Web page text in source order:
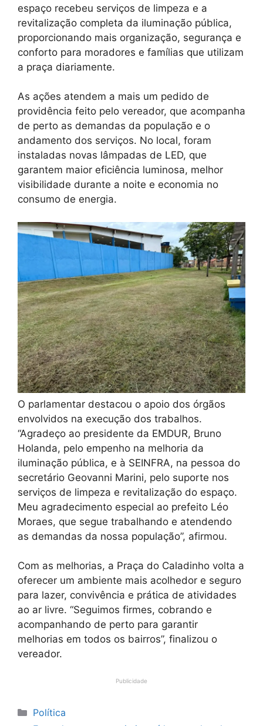
espaço recebeu serviços de limpeza e a
revitalização completa da iluminação pública,
proporcionando mais organização, segurança e
conforto para moradores e famílias que utilizam
a praça diariamente.
As ações atendem a mais um pedido de
providência feito pelo vereador, que acompanha
de perto as demandas da população e o
andamento dos serviços. No local, foram
instaladas novas lâmpadas de LED, que
garantem maior eficiência luminosa, melhor
visibilidade durante a noite e economia no
consumo de energia.
O parlamentar destacou o apoio dos órgãos
envolvidos na execução dos trabalhos.
“Agradeço ao presidente da EMDUR, Bruno
Holanda, pelo empenho na melhoria da
iluminação pública, e à SEINFRA, na pessoa do
secretário Geovanni Marini, pelo suporte nos
serviços de limpeza e revitalização do espaço.
Meu agradecimento especial ao prefeito Léo
Moraes, que segue trabalhando e atendendo
as demandas da nossa população”, afirmou.
Com as melhorias, a Praça do Caladinho volta a
oferecer um ambiente mais acolhedor e seguro
para lazer, convivência e prática de atividades
ao ar livre. “Seguimos firmes, cobrando e
acompanhando de perto para garantir
melhorias em todos os bairros”, finalizou o
vereador.
Publicidade
Categorias
Política